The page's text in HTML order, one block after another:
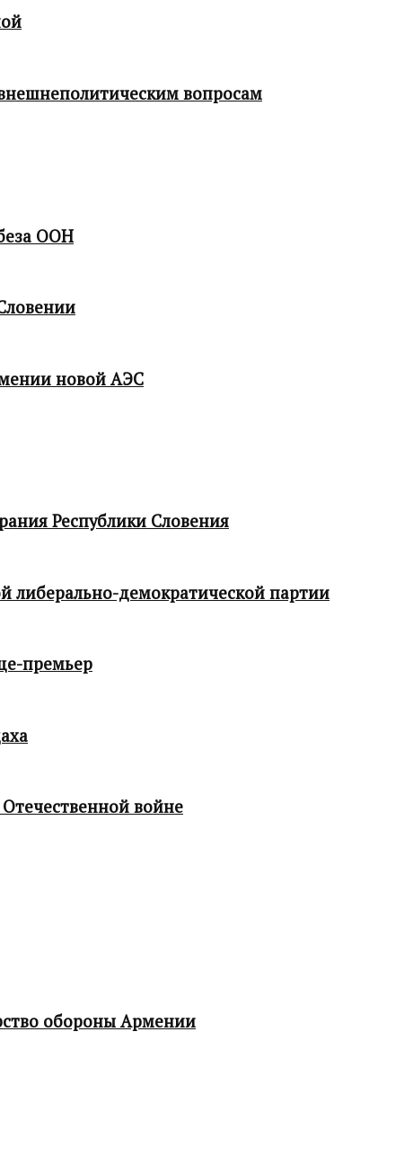
вопросам
ООН
новой АЭС
Республики Словения
либерально-демократической партии
премьер
войне
обороны Армении